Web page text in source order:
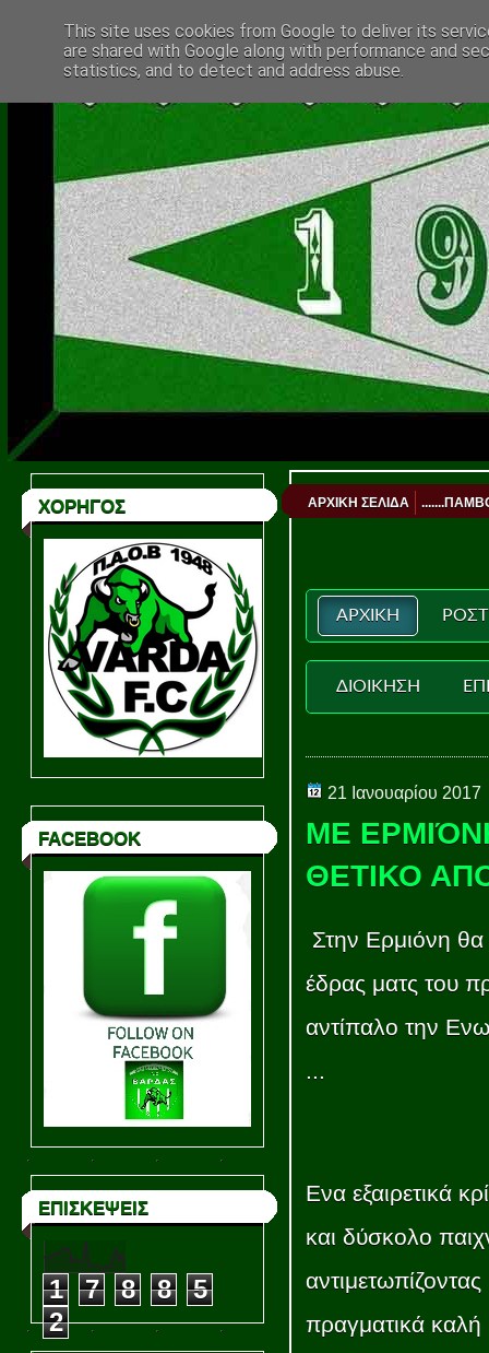
ΧΟΡΗΓΟΣ
FACEBOOK
ΕΠΙΣΚΕΨΕΙΣ
1 7 8 8
5
2
ΑΡΧΙΚΗ ΣΕΛΙΔΑ
ΑΡΧΙΚΗ
ΔΙΟΙΚΗΣΗ
21 Ιανουαρίου 2017
ΜΕ
ΘΕΤΙΚΟ
Στην Ερμιόνη θα
έδρας ματς του
αντίπαλο την
...
Ενα εξαιρετικά
και δύσκολο
αντιμετωπίζοντας
πραγματικά καλή
This site uses cookies from Google to deliver its
are shared with Google along with performance and
statistics, and to detect and address abuse.